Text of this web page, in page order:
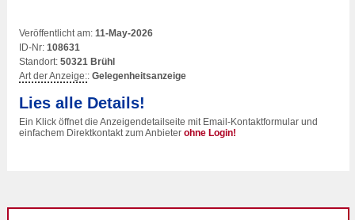
Veröffentlicht am: 11-May-2026
ID-Nr: 108631
Standort: 50321 Brühl
Art der Anzeige:: Gelegenheitsanzeige
Lies alle Details!
Ein Klick öffnet die Anzeigendetailseite mit Email-Kontaktformular und
einfachem Direktkontakt zum Anbieter ohne Login!